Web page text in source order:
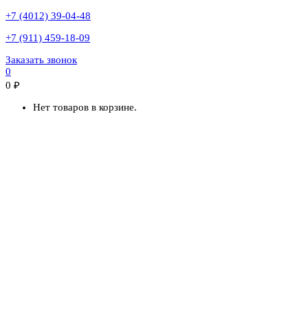
+7 (4012) 39-04-48
+7 (911) 459-18-09
Заказать звонок
0
0 ₽
Нет товаров в корзине.